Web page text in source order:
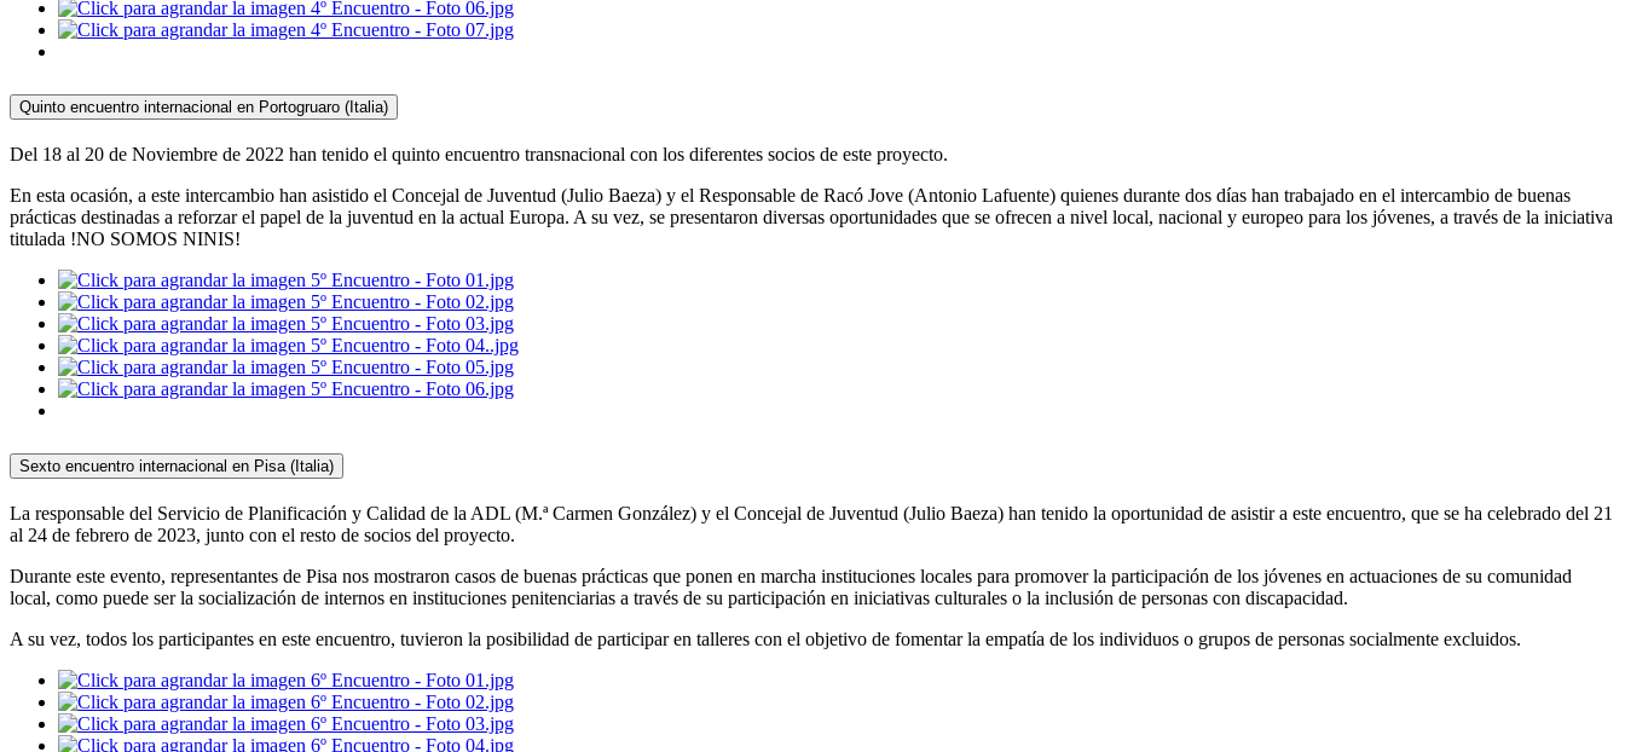
Quinto encuentro internacional en Portogruaro (Italia)
Del 18 al 20 de Noviembre de 2022 han tenido el quinto encuentro transnacional con los diferentes socios de este proyecto.
En esta ocasión, a este intercambio han asistido el Concejal de Juventud (Julio Baeza) y el Responsable de Racó Jove (Antonio Lafuente) quienes durante dos días han trabajado en el intercambio de buenas
prácticas destinadas a reforzar el papel de la juventud en la actual Europa. A su vez, se presentaron diversas oportunidades que se ofrecen a nivel local, nacional y europeo para los jóvenes, a través de la iniciativa
titulada !NO SOMOS NINIS!
Sexto encuentro internacional en Pisa (Italia)
La responsable del Servicio de Planificación y Calidad de la ADL (M.ª Carmen González) y el Concejal de Juventud (Julio Baeza) han tenido la oportunidad de asistir a este encuentro, que se ha celebrado del 21
al 24 de febrero de 2023, junto con el resto de socios del proyecto.
Durante este evento, representantes de Pisa nos mostraron casos de buenas prácticas que ponen en marcha instituciones locales para promover la participación de los jóvenes en actuaciones de su comunidad
local, como puede ser la socialización de internos en instituciones penitenciarias a través de su participación en iniciativas culturales o la inclusión de personas con discapacidad.
A su vez, todos los participantes en este encuentro, tuvieron la posibilidad de participar en talleres con el objetivo de fomentar la empatía de los individuos o grupos de personas socialmente excluidos.